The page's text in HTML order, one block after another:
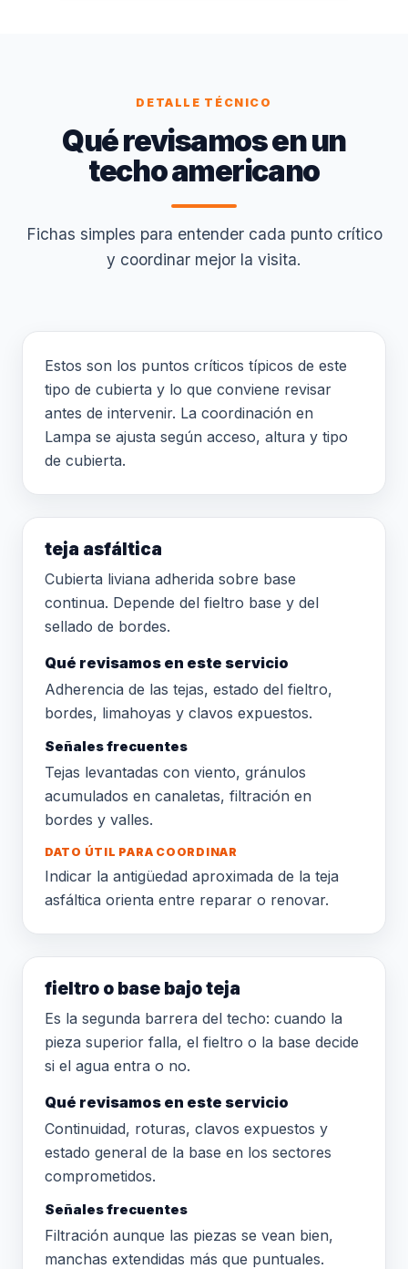
DETALLE TÉCNICO
Qué revisamos en un
techo americano
Fichas simples para entender cada punto crítico
y coordinar mejor la visita.
Estos son los puntos críticos típicos de este
tipo de cubierta y lo que conviene revisar
antes de intervenir. La coordinación en
Lampa se ajusta según acceso, altura y tipo
de cubierta.
teja asfáltica
Cubierta liviana adherida sobre base
continua. Depende del fieltro base y del
sellado de bordes.
Qué revisamos en este servicio
Adherencia de las tejas, estado del fieltro,
bordes, limahoyas y clavos expuestos.
Señales frecuentes
Tejas levantadas con viento, gránulos
acumulados en canaletas, filtración en
bordes y valles.
DATO ÚTIL PARA COORDINAR
Indicar la antigüedad aproximada de la teja
asfáltica orienta entre reparar o renovar.
fieltro o base bajo teja
Es la segunda barrera del techo: cuando la
pieza superior falla, el fieltro o la base decide
si el agua entra o no.
Qué revisamos en este servicio
Continuidad, roturas, clavos expuestos y
estado general de la base en los sectores
comprometidos.
Señales frecuentes
Filtración aunque las piezas se vean bien,
manchas extendidas más que puntuales.